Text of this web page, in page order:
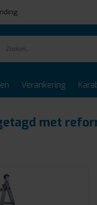
Verankering
met